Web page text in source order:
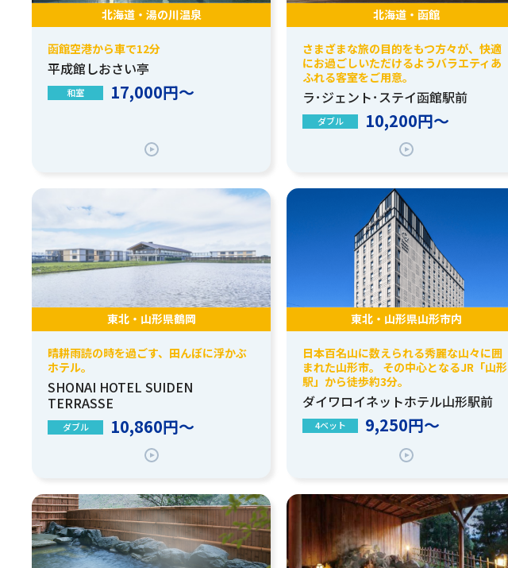
北海道・湯の川温泉
函館空港から車で12分
平成館しおさい亭
和室 17,000円～
北海道・函館
さまざまな旅の目的をもつ方々が、快適
にお過ごしいただけるようバラエティあ
ふれる客室をご用意。
ラ･ジェント･ステイ函館駅前
ダブル 10,200円～
東北・山形県鶴岡
晴耕雨読の時を過ごす、田んぼに浮かぶ
ホテル。
SHONAI HOTEL SUIDEN
TERRASSE
ダブル 10,860円～
東北・山形県山形市内
日本百名山に数えられる秀麗な山々に囲
まれた山形市。 その中心となるJR「山形
駅」から徒歩約3分。
ダイワロイネットホテル山形駅前
4ベット 9,250円～